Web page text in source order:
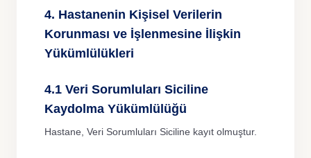
4. Hastanenin Kişisel Verilerin
Korunması ve İşlenmesine İlişkin
Yükümlülükleri
4.1 Veri Sorumluları Siciline
Kaydolma Yükümlülüğü
Hastane, Veri Sorumluları Siciline kayıt olmuştur.